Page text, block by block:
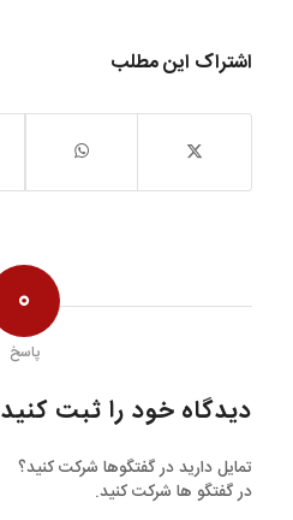
اشتراک این مطلب
0
پاسخ
دیدگاه خود را ثبت کنید
تمایل دارید در گفتگوها شرکت کنید؟
در گفتگو ها شرکت کنید.